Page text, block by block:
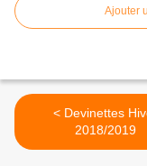
Ajouter
< Devinettes Hiver
2018/2019